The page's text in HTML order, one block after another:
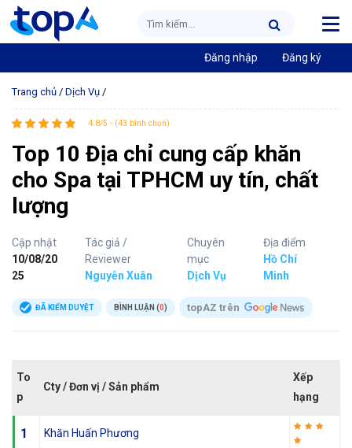
Đăng nhập Đăng ký
Trang chủ / Dịch Vụ /
4.8/5 - (43 bình chọn)
Top 10 Địa chỉ cung cấp khăn
cho Spa tại TPHCM uy tín, chất
lượng
Cập nhật
10/08/20
25
Tác giả /
Reviewer
Nguyễn Xuân
Chuyên
mục
Dịch Vụ
Địa điểm
Hồ Chí
Minh
ĐÃ KIỂM DUYỆT BÌNH LUẬN (0) topAZ trên
To
p
Cty / Đơn vị / Sản phẩm
Xếp
hạng
1 Khăn Huấn Phương